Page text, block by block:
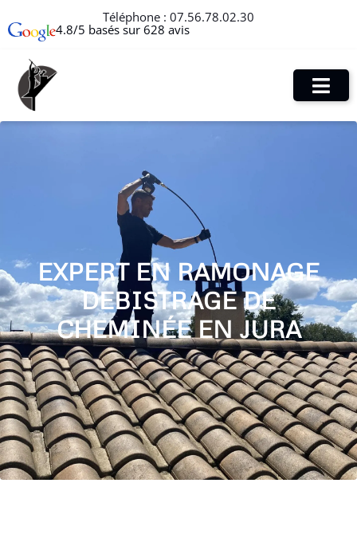
Téléphone : 07.56.78.02.30
4.8/5 basés sur 628 avis
EXPERT EN RAMONAGE
DEBISTRAGE DE
CHEMINÉE EN JURA